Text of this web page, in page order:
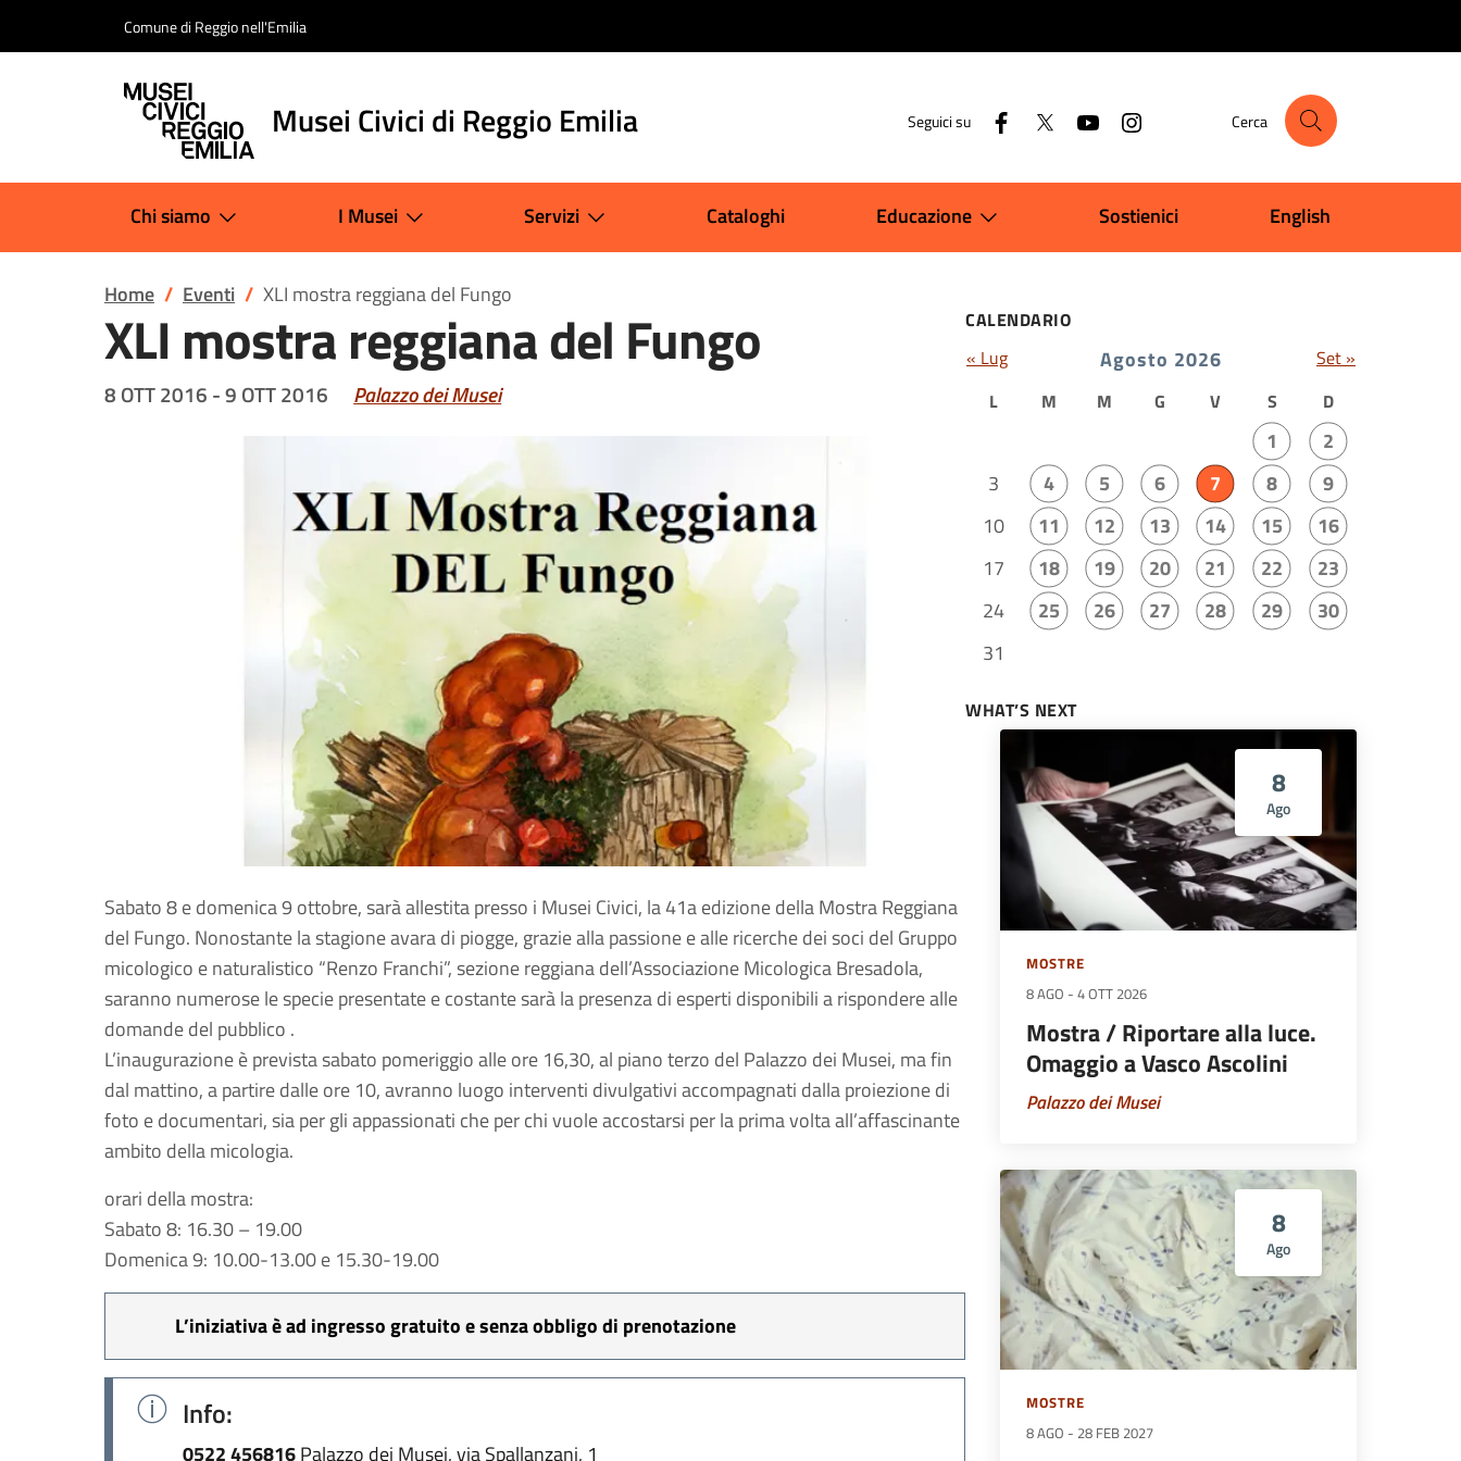
Comune di Reggio nell'Emilia
Musei Civici di Reggio Emilia Seguici su Cerca
Chi siamo I Musei Servizi Cataloghi Educazione Sostienici English
Home Eventi XLI mostra reggiana del Fungo
XLI mostra reggiana del Fungo
8 OTT 2016 -9 OTT 2016 Palazzo dei Musei
Sabato 8 e domenica 9 ottobre, sarà allestita presso i Musei Civici, la 41a edizione della Mostra Reggiana
del Fungo. Nonostante la stagione avara di piogge, grazie alla passione e alle ricerche dei soci del Gruppo
micologico e naturalistico “Renzo Franchi”, sezione reggiana dell’Associazione Micologica Bresadola,
saranno numerose le specie presentate e costante sarà la presenza di esperti disponibili a rispondere alle
domande del pubblico .
L’inaugurazione è prevista sabato pomeriggio alle ore 16,30, al piano terzo del Palazzo dei Musei, ma fin
dal mattino, a partire dalle ore 10, avranno luogo interventi divulgativi accompagnati dalla proiezione di
foto e documentari, sia per gli appassionati che per chi vuole accostarsi per la prima volta all’affascinante
ambito della micologia.
orari della mostra:
Sabato 8: 16.30 – 19.00
Domenica 9: 10.00-13.00 e 15.30-19.00
L’iniziativa è ad ingresso gratuito e senza obbligo di prenotazione
Info:
0522 456816Palazzo dei Musei, via Spallanzani, 1
CALENDARIO
Agosto 2026
L M M G V S D
1
2
3
4 5 6 7 8
9
10
11 12 13 14 15
16
17
18 19 20 21 22
23
24
25 26 27 28 29
30
31
« Lug Set »
WHAT’S NEXT
8
Ago
MOSTRE
8 AGO - 4 OTT 2026
Mostra / Riportare alla luce.
Omaggio a Vasco Ascolini
Palazzo dei Musei
8
Ago
MOSTRE
8 AGO - 28 FEB 2027